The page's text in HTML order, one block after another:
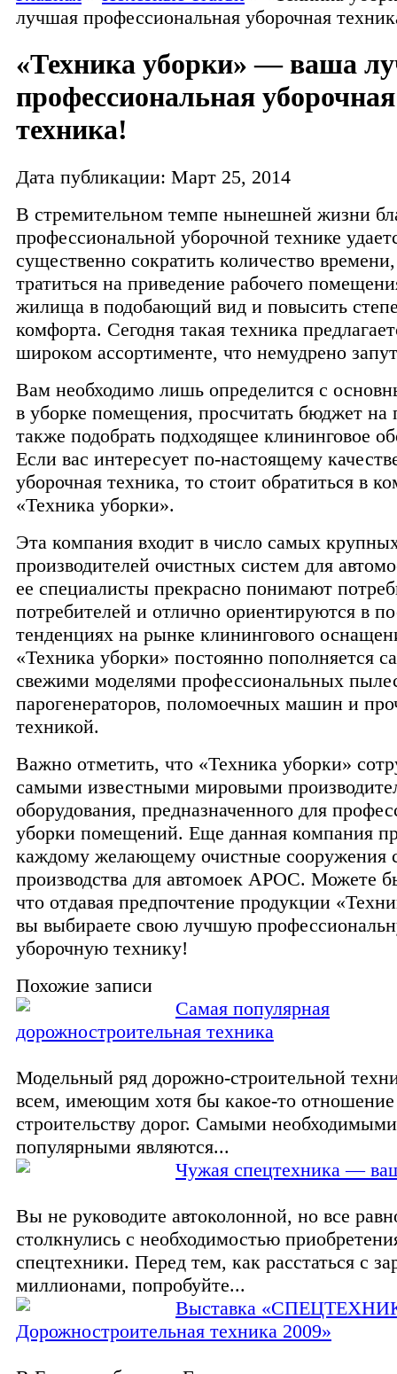
лучшая профессиональная уборочная
«Техника уборки» — ваша
профессиональная уборочная
техника!
Дата публикации: Март 25, 2014
В стремительном темпе нынешней жизни
профессиональной уборочной технике
существенно сократить количество
тратиться на приведение рабочего
жилища в подобающий вид и повысить
комфорта. Сегодня такая техника
широком ассортименте, что немудрено
Вам необходимо лишь определится с
в уборке помещения, просчитать бюджет на
также подобрать подходящее клининговое
Если вас интересует по-настоящему
уборочная техника, то стоит обратиться в
«Техника уборки».
Эта компания входит в число самых
производителей очистных систем для
ее специалисты прекрасно понимают
потребителей и отлично ориентируются в
тенденциях на рынке клинингового
«Техника уборки» постоянно пополняется
свежими моделями профессиональных
парогенераторов, поломоечных машин и
техникой.
Важно отметить, что «Техника уборки»
самыми известными мировыми
оборудования, предназначенного для
уборки помещений. Еще данная компания
каждому желающему очистные сооружения
производства для автомоек АРОС. Можете
что отдавая предпочтение продукции
вы выбираете свою лучшую
уборочную технику!
Похожие записи
Самая популярная
дорожностроительная техника
Модельный ряд дорожно-строительной
всем, имеющим хотя бы какое-то
строительству дорог. Самыми
популярными являются...
Чужая спецтехника —
Вы не руководите автоколонной, но все
столкнулись с необходимостью
спецтехники. Перед тем, как расстаться с
миллионами, попробуйте...
Выставка
Дорожностроительная техника 2009»